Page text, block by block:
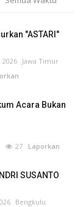
"ASTARI"
2026 Jawa Timur
Acara Bukan
27 Laporkan
SUSANTO
Bengkulu